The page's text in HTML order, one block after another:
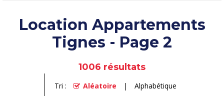
Location Appartements
Tignes - Page 2
1006 résultats
Tri : Aléatoire Alphabétique